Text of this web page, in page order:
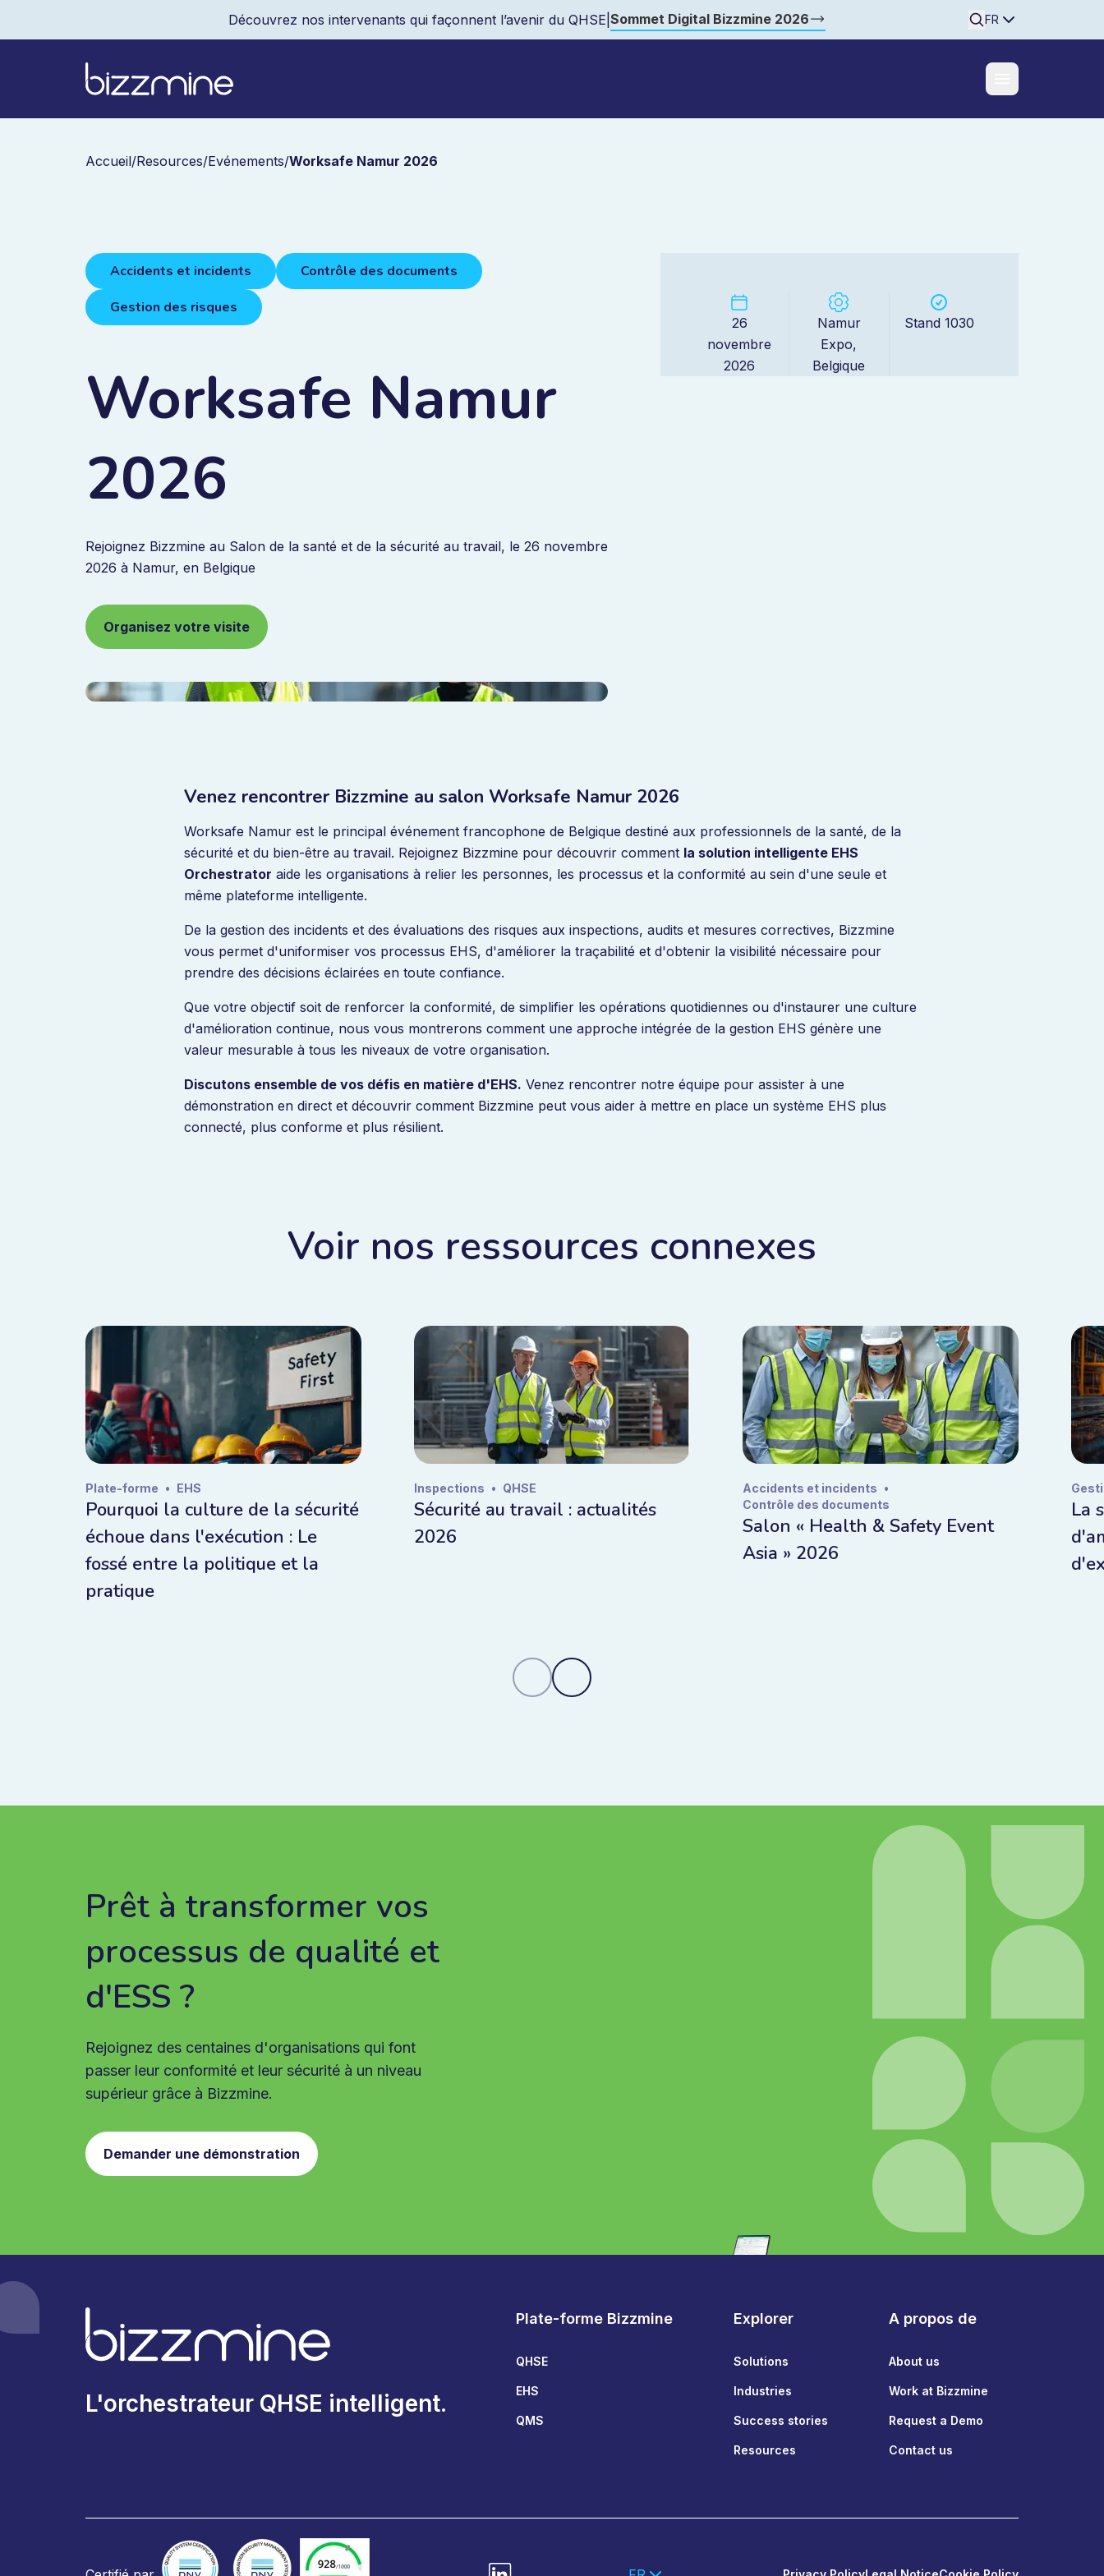
Découvrez nos intervenants qui façonnent l’avenir du QHSE Sommet Digital Bizzmine 2026 Searchine
FR
Accueil/Resources/Evénements/Worksafe Namur 2026
Accidents et incidents
Contrôle des documents
Gestion des risques
Worksafe Namur
2026
Rejoignez Bizzmine au Salon de la santé et de la sécurité au travail, le 26 novembre
2026 à Namur, en Belgique
Organisez votre visite
26
novembre
2026
Namur
Expo,
Belgique
Stand 1030
Venez rencontrer Bizzmine au salon Worksafe Namur 2026
Worksafe Namur est le principal événement francophone de Belgique destiné aux professionnels de la santé, de la
sécurité et du bien-être au travail. Rejoignez Bizzmine pour découvrir comment la solution intelligente EHS
Orchestrator aide les organisations à relier les personnes, les processus et la conformité au sein d'une seule et
même plateforme intelligente.
De la gestion des incidents et des évaluations des risques aux inspections, audits et mesures correctives, Bizzmine
vous permet d'uniformiser vos processus EHS, d'améliorer la traçabilité et d'obtenir la visibilité nécessaire pour
prendre des décisions éclairées en toute confiance.
Que votre objectif soit de renforcer la conformité, de simplifier les opérations quotidiennes ou d'instaurer une culture
d'amélioration continue, nous vous montrerons comment une approche intégrée de la gestion EHS génère une
valeur mesurable à tous les niveaux de votre organisation.
Discutons ensemble de vos défis en matière d'EHS. Venez rencontrer notre équipe pour assister à une
démonstration en direct et découvrir comment Bizzmine peut vous aider à mettre en place un système EHS plus
connecté, plus conforme et plus résilient.
Voir nos ressources connexes
Plate-forme • EHS
Pourquoi la culture de la sécurité
échoue dans l'exécution : Le
fossé entre la politique et la
pratique
Inspections • QHSE
Sécurité au travail : actualités
2026
Accidents et incidents •
Contrôle des documents
Salon « Health & Safety Event
Asia » 2026
La
Prêt à transformer vos
processus de qualité et
d'ESS ?
Rejoignez des centaines d'organisations qui font
passer leur conformité et leur sécurité à un niveau
supérieur grâce à Bizzmine.
Demander une démonstration
L'orchestrateur QHSE intelligent.
Plate-forme Bizzmine
QHSE
EHS
QMS
Explorer
Solutions
Industries
Success stories
Resources
A propos de
About us
Work at Bizzmine
Request a Demo
Contact us